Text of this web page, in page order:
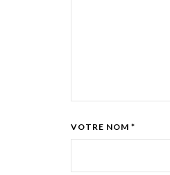
VOTRE NOM *